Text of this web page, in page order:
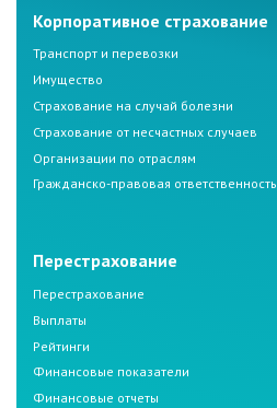
Корпоративное страхование
Транспорт и перевозки
Имущество
Страхование на случай болезни
Страхование от несчастных случаев
Организации по отраслям
Гражданско-правовая ответственность
Перестрахование
Перестрахование
Выплаты
Рейтинги
Финансовые показатели
Финансовые отчеты